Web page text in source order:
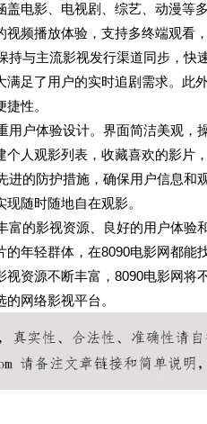
盖电影、电视剧、综艺、动漫等
视频播放体验，支持多终端观看
持与主流影视发行渠道同步，
满足了用户的实时追剧需求。此
性。
用户体验设计。界面简洁美观
个人观影列表，收藏喜欢的影片
进的防护措施，确保用户信息
随时随地自在观影。
富的影视资源、良好的用户体
年轻群体，在8090电影网都能
视资源不断丰富，8090电影网
网络影视平台。